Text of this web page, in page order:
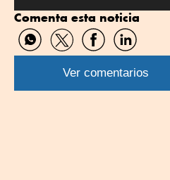
Comenta esta noticia
Compartir
por
WhatsApp
Compartir
por
Twitter
Compartir
por
Facebook
Compartir
por
Linkedin
Ver comentarios